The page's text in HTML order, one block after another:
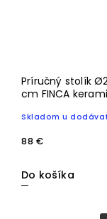
Príručný stolík
cm FINCA
Skladom u
88 €
Do košíka